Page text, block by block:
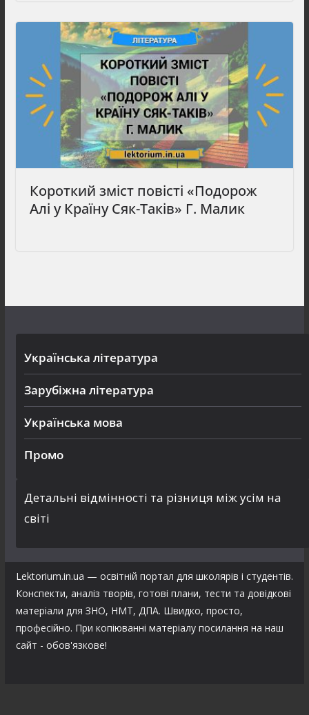
Короткий зміст повісті «Подорож
Алі у Країну Сяк-Таків» Г. Малик
Українська література
Зарубіжна література
Українська мова
Промо
Детальні відмінності та різниця між усім на
світі
Lektorium.in.ua — освітній портал для школярів і студентів.
Конспекти, аналіз творів, готові плани, тести та довідкові
матеріали для ЗНО, НМТ, ДПА. Швидко, просто,
професійно. При копіюванні матеріалу посилання на наш
сайт - обов'язкове!